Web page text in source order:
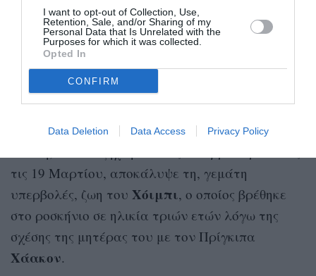
I want to opt-out of Collection, Use,
Retention, Sale, and/or Sharing of my
Personal Data that Is Unrelated with the
Purposes for which it was collected.
Opted In
CONFIRM
Data Deletion Data Access Privacy Policy
εμφανίστηκε μέσω τηλεδιάσκεψης. Το μόνο θύμα
βιασμού που παρευρέθηκε στην αίθουσα
ξέσπασε σε δάκρυα όταν ο δικαστής ανακοίνωσε
την ετυμηγορία.
τις 19 Μαρτίου, αποκάλυψε τη, γεμάτη
υπερβολές, ζωη του Χόιμπι, ο οποίος βρέθηκε
στο ροσκήνιο σε ηλικία τριών ετών λόγω της
σχέσης της μητέρας του με τον Πρίγκιπα
Χάακον.